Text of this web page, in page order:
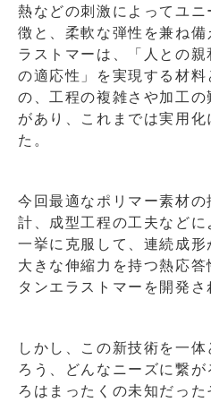
熱などの刺激によってユ
徴と、柔軟な弾性を兼ね
ラストマーは、「人との
の適応性」を実現する材
の、工程の複雑さや加工
があり、これまでは実用
た。
今回最適なポリマー素材
計、成型工程の工夫など
一挙に克服して、連続成形
大きな伸縮力を持つ熱応
タンエラストマーを開発さ
しかし、この新技術を一
ろう、どんなニーズに繋
ろはまったくの未知だった